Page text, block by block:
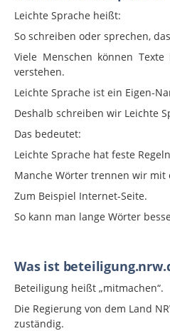
Leichte Sprache heißt:
So schreiben oder sprechen,
Viele Menschen können
verstehen.
Leichte Sprache ist ein Eigen-
Deshalb schreiben wir Leichte
Das bedeutet:
Leichte Sprache hat feste
Manche Wörter trennen wir mit
Zum Beispiel Internet-Seite.
So kann man lange Wörter
Was ist
Beteiligung heißt „mitmachen“.
Die Regierung von dem Land
zuständig.